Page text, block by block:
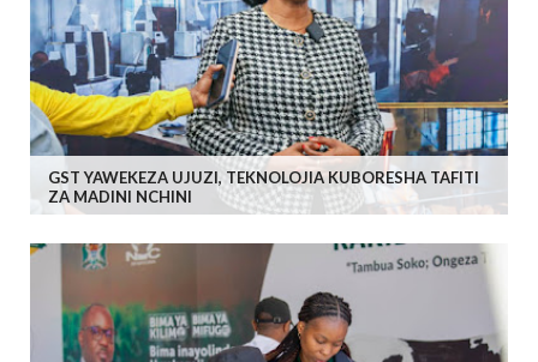
GST YAWEKEZA UJUZI, TEKNOLOJIA KUBORESHA TAFITI
ZA MADINI NCHINI